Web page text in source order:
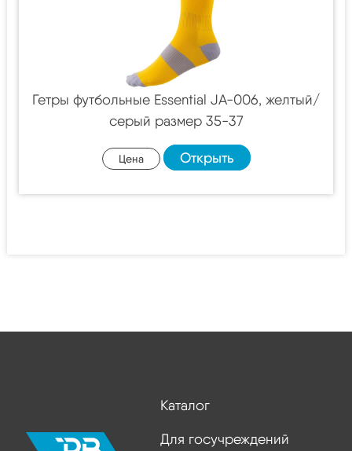
Гетры футбольные Essential JA-006, желтый/
серый размер 35-37
Цена Открыть
Каталог
Для госучреждений